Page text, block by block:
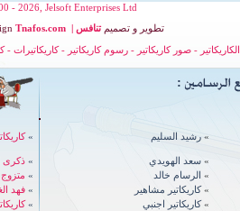
- 2026, Jelsoft Enterprises Ltd.
Tnafos.com | تطوير و تصميم تنافس
الكاريكاتير -صور كاريكاتير - رسوم كاريكاتير -كاريكاتيرات -
»
» ذكرى
»
» فهد
»
» رشيد السليم
» سعد الهويدي
» الرسام خالد
» كاريكاتير مشاهير
» كاريكاتير اجنبي